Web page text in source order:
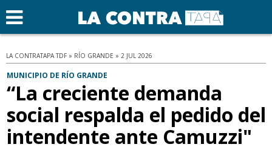
LA CONTRATAPA TDF » RÍO GRANDE » 2 JUL 2026
MUNICIPIO DE RÍO GRANDE
“La creciente demanda
social respalda el pedido del
intendente ante Camuzzi"